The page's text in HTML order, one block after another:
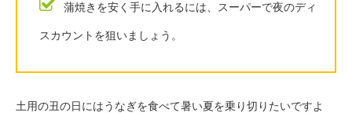
蒲焼きを安く手に入れるには、スーパーで夜のディ
スカウントを狙いましょう。
土用の丑の日にはうなぎを食べて暑い夏を乗り切りたいですよ